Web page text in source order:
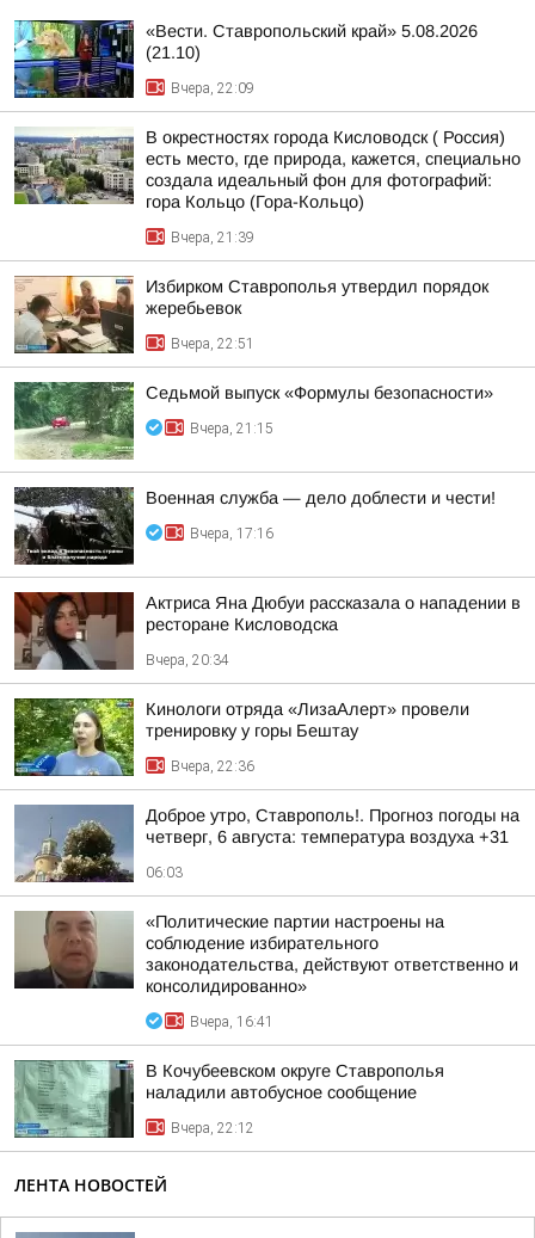
«Вести. Ставропольский край» 5.08.2026
(21.10)
Вчера, 22:09
В окрестностях города Кисловодск ( Россия)
есть место, где природа, кажется, специально
создала идеальный фон для фотографий:
гора Кольцо (Гора-Кольцо)
Вчера, 21:39
Избирком Ставрополья утвердил порядок
жеребьевок
Вчера, 22:51
Седьмой выпуск «Формулы безопасности»
Вчера, 21:15
Военная служба — дело доблести и чести!
Вчера, 17:16
Актриса Яна Дюбуи рассказала о нападении в
ресторане Кисловодска
Вчера, 20:34
Кинологи отряда «ЛизаАлерт» провели
тренировку у горы Бештау
Вчера, 22:36
Доброе утро, Ставрополь!. Прогноз погоды на
четверг, 6 августа: температура воздуха +31
06:03
«Политические партии настроены на
соблюдение избирательного
законодательства, действуют ответственно и
консолидированно»
Вчера, 16:41
В Кочубеевском округе Ставрополья
наладили автобусное сообщение
Вчера, 22:12
ЛЕНТА НОВОСТЕЙ